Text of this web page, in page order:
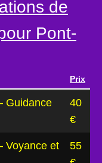
de
Pont-
Prix
Guidance
40
€
Voyance et
55